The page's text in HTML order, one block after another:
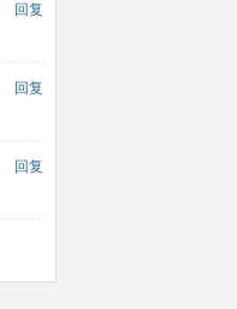
回复
回复
回复